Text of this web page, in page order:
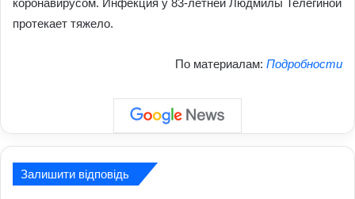
коронавирусом. Инфекция у 83-летней Людмилы Телегиной
протекает тяжело.
По материалам: Подробности
Залишити відповідь